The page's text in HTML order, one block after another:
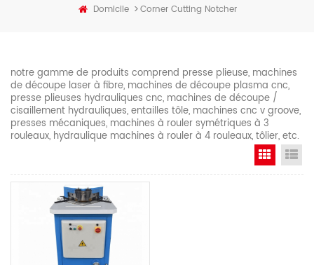
Domicile >Corner Cutting Notcher
notre gamme de produits comprend presse plieuse, machines
de découpe laser à fibre, machines de découpe plasma cnc,
presse plieuses hydrauliques cnc, machines de découpe /
cisaillement hydrauliques, entailles tôle, machines cnc v groove,
presses mécaniques, machines à rouler symétriques à 3
rouleaux, hydraulique machines à rouler à 4 rouleaux, tôlier, etc.
Grid